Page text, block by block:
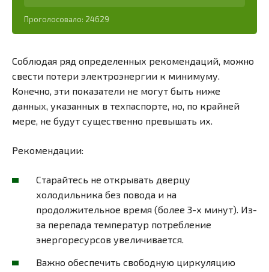
Проголосовало: 24629
Соблюдая ряд определенных рекомендаций, можно
свести потери электроэнергии к минимуму.
Конечно, эти показатели не могут быть ниже
данных, указанных в техпаспорте, но, по крайней
мере, не будут существенно превышать их.
Рекомендации:
Старайтесь не открывать дверцу
холодильника без повода и на
продолжительное время (более 3-х минут). Из-
за перепада температур потребление
энергоресурсов увеличивается.
Важно обеспечить свободную циркуляцию